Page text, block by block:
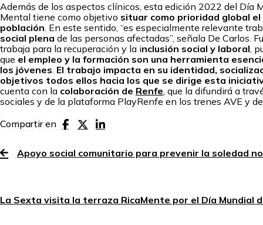
Además de los aspectos clínicos, esta edición 2022 del Día
Mental tiene como objetivo situar como prioridad global
población. En este sentido, “es especialmente relevante
social plena de las personas afectadas”, señala De Carlos.
trabaja para la recuperación y la inclusión social y laboral,
que el empleo y la formación son una herramienta
los jóvenes. El trabajo impacta en su identidad,
objetivos todos ellos hacia los que se dirige esta
cuenta con la colaboración de Renfe, que la difundirá a
sociales y de la plataforma PlayRenfe en los trenes AVE y
Compartir en
Apoyo social comunitario para prevenir la soledad
La Sexta visita la terraza RicaMente por el Día Mundial